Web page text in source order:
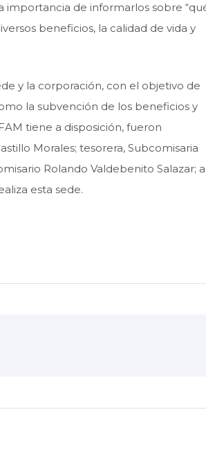
importancia de informarlos sobre
beneficios, la calidad de vida y
y la corporación, con el objetivo de
la subvención de los beneficios y
tiene a disposición, fueron
Morales; tesorera, Subcomisaria
Rolando Valdebenito Salazar;
esta sede.